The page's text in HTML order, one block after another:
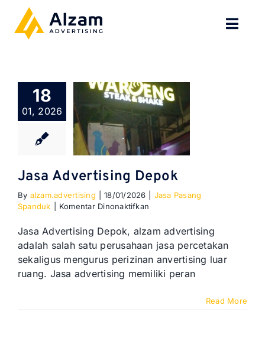
content
TENTANG
SPESIALISASI
GALERI
KONTAK
BLOG
18
01, 2026
Jasa Advertising Depok
By alzam.advertising 18/01/2026
Jasa Pasang
Spanduk
Komentar Dinonaktifkan
Advertising
Depok
Jasa Advertising Depok, alzam advertising
adalah salah satu perusahaan jasa percetakan
sekaligus mengurus perizinan anvertising luar
ruang. Jasa advertising memiliki peran
Read More